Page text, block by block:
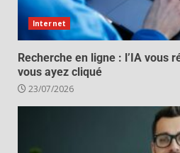
Internet
Recherche en ligne : l’IA vous
vous ayez cliqué
23/07/2026